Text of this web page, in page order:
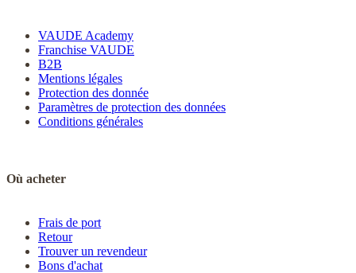
VAUDE Academy
Franchise VAUDE
B2B
Mentions légales
Protection des donnée
Paramètres de protection des données
Conditions générales
Où acheter
Frais de port
Retour
Trouver un revendeur
Bons d'achat